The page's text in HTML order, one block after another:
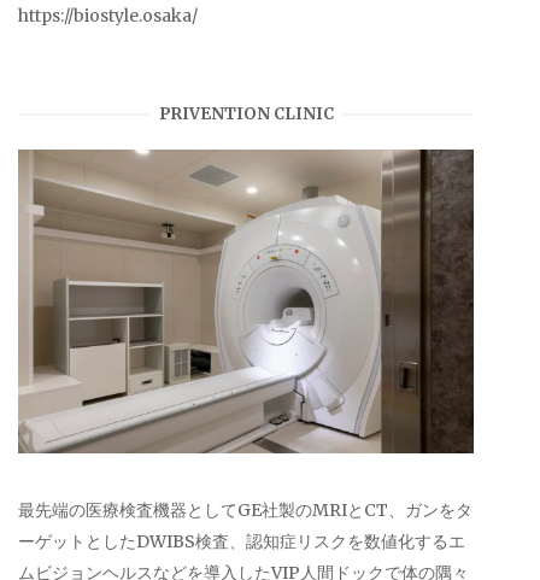
https://biostyle.osaka/
PRIVENTION CLINIC
最先端の医療検査機器としてGE社製のMRIとCT、ガンをタ
ーゲットとしたDWIBS検査、認知症リスクを数値化するエ
ムビジョンヘルスなどを導入したVIP人間ドックで体の隅々